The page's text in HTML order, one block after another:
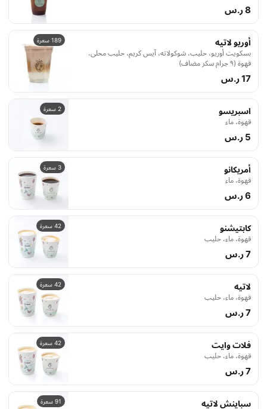
8 ر.س
189 سعرة أوريو لاتيه
بسكويت أوريو، حليب، شوكولاته، آيس كريم، حليب محلى،
قهوة (٩ جرام سكر مضاف)
17 ر.س
2 سعرة اسبريسو
قهوة، ماء
5 ر.س
3 سعرة أمريكانو
قهوة، ماء
6 ر.س
42 سعرة كابتيشنو
قهوة، ماء، حليب
7 ر.س
42 سعرة لاتيه
قهوة، ماء، حليب
7 ر.س
42 سعرة فلات وايت
قهوة، ماء، حليب
7 ر.س
91 سعرة سباينش لاتيه